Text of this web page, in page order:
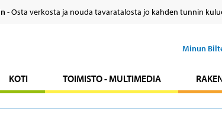
- Osta verkosta ja nouda tavaratalosta jo kahden tunnin
Minun
KOTI TOIMISTO - MULTIMEDIA